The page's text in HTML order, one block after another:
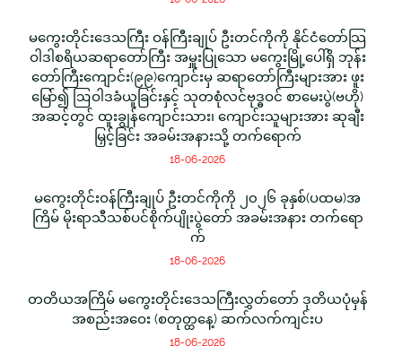
မကွေးတိုင်းဒေသကြီး ဝန်ကြီးချုပ် ဦးတင်ကိုကို နိုင်ငံတော်သြ
ဝါဒါစရိယဆရာတော်ကြီး အမှူးပြုသော မကွေးမြို့ပေါ်ရှိ ဘုန်း
တော်ကြီးကျောင်း(၉၉)ကျောင်းမှ ဆရာတော်ကြီးများအား ဖူး
မြော်၍ ဩဝါဒခံယူခြင်းနှင့် သုတစုံလင်ဗုဒ္ဓဝင် စာမေးပွဲ(ဗဟို)
အဆင့်တွင် ထူးချွန်ကျောင်းသား၊ ကျောင်းသူများအား ဆုချီး
မြှင့်ခြင်း အခမ်းအနားသို့ တက်ရောက်
18-06-2026
မကွေးတိုင်းဝန်ကြီးချုပ် ဦးတင်ကိုကို ၂၀၂၆ ခုနှစ်(ပထမ)အ
ကြိမ် မိုးရာသီသစ်ပင်စိုက်ပျိုးပွဲတော် အခမ်းအနား တက်ရော
က်
18-06-2026
တတိယအကြိမ် မကွေးတိုင်းဒေသကြီးလွှတ်တော် ဒုတိယပုံမှန်
အစည်းအဝေး (စတုတ္ထနေ့) ဆက်လက်ကျင်းပ
18-06-2026